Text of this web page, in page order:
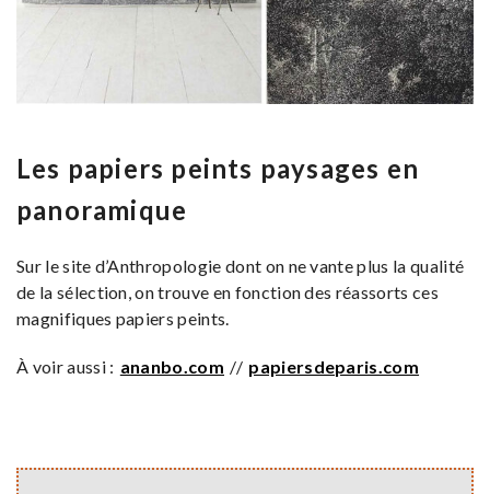
Les papiers peints paysages en
panoramique
Sur le site d’Anthropologie dont on ne vante plus la qualité
de la sélection, on trouve en fonction des réassorts ces
magnifiques papiers peints.
À voir aussi : ananbo.com // papiersdeparis.com